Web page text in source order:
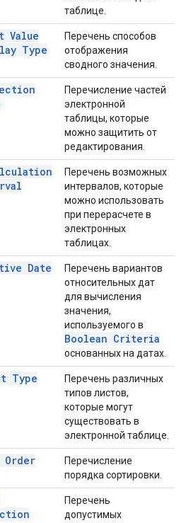
таблице.
Value
Type
Перечень способов
отображения
сводного значения.
Перечисление частей
электронной
таблицы, которые
можно защитить от
редактирования.
Перечень возможных
интервалов, которые
можно использовать
при перерасчете в
электронных
таблицах.
Date
Перечень вариантов
относительных дат
для вычисления
значения,
используемого в
Boolean Criteria
основанных на датах.
Type
Перечень различных
типов листов,
которые могут
существовать в
электронной таблице.
Перечисление
порядка сортировки.
Перечень
допустимых